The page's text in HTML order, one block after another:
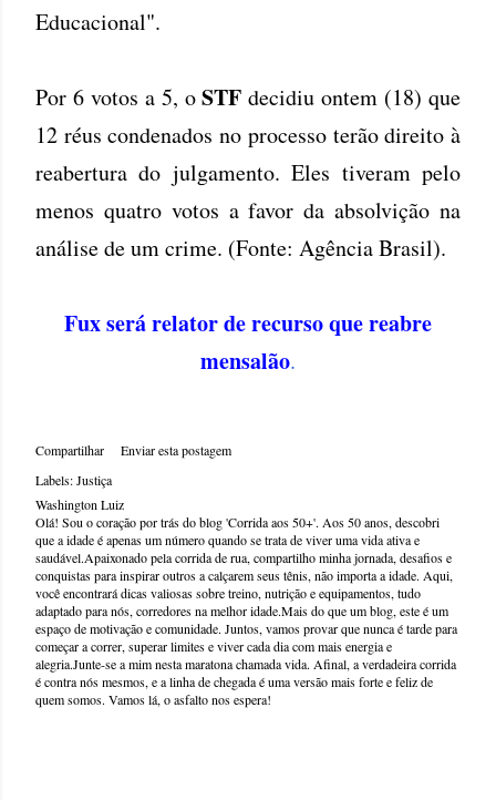
Educacional".
Por 6 votos a 5, oSTF decidiu ontem (18) que
12 réus condenados no processo terão direito à
reabertura do julgamento. Eles tiveram pelo
menos quatro votos a favor da absolvição na
análise de um crime. (Fonte: Agência Brasil).
Fux será relator de recurso que reabre
mensalão.
Compartilhar
Enviar esta postagem
Labels:Justiça
Washington Luiz
Olá! Sou o coração por trás do blog 'Corrida aos 50+'. Aos 50 anos, descobri
que a idade é apenas um número quando se trata de viver uma vida ativa e
saudável.Apaixonado pela corrida de rua, compartilho minha jornada, desafios e
conquistas para inspirar outros a calçarem seus tênis, não importa a idade. Aqui,
você encontrará dicas valiosas sobre treino, nutrição e equipamentos, tudo
adaptado para nós, corredores na melhor idade.Mais do que um blog, este é um
espaço de motivação e comunidade. Juntos, vamos provar que nunca é tarde para
começar a correr, superar limites e viver cada dia com mais energia e
alegria.Junte-se a mim nesta maratona chamada vida. Afinal, a verdadeira corrida
é contra nós mesmos, e a linha de chegada é uma versão mais forte e feliz de
quem somos. Vamos lá, o asfalto nos espera!